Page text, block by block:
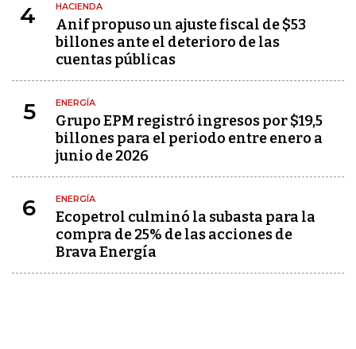
4 HACIENDA
Anif propuso un ajuste fiscal de $53
billones ante el deterioro de las
cuentas públicas
5 ENERGÍA
Grupo EPM registró ingresos por $19,5
billones para el periodo entre enero a
junio de 2026
6 ENERGÍA
Ecopetrol culminó la subasta para la
compra de 25% de las acciones de
Brava Energía